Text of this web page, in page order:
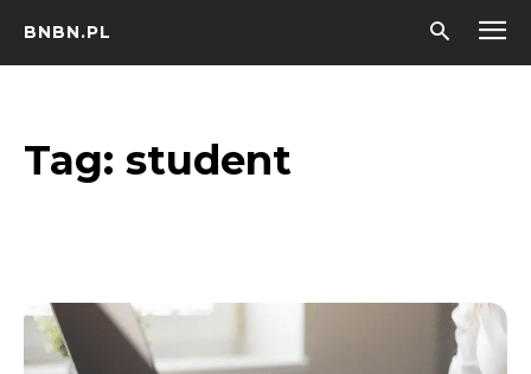
BNBN.PL
Tag: student